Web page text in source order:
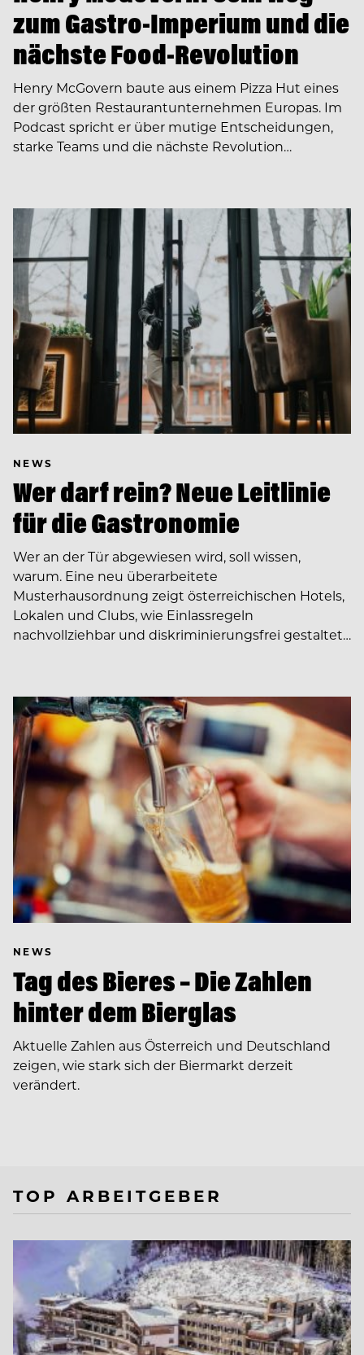
zum Gastro-Imperium und die
nächste Food-Revolution
Henry McGovern baute aus einem Pizza Hut eines
der größten Restaurantunternehmen Europas. Im
Podcast spricht er über mutige Entscheidungen,
starke Teams und die nächste Revolution…
NEWS
Wer darf rein? Neue Leitlinie
für die Gastronomie
Wer an der Tür abgewiesen wird, soll wissen,
warum. Eine neu überarbeitete
Musterhausordnung zeigt österreichischen Hotels,
Lokalen und Clubs, wie Einlassregeln
nachvollziehbar und diskriminierungsfrei gestaltet…
NEWS
Tag des Bieres – Die Zahlen
hinter dem Bierglas
Aktuelle Zahlen aus Österreich und Deutschland
zeigen, wie stark sich der Biermarkt derzeit
verändert.
TOP ARBEITGEBER